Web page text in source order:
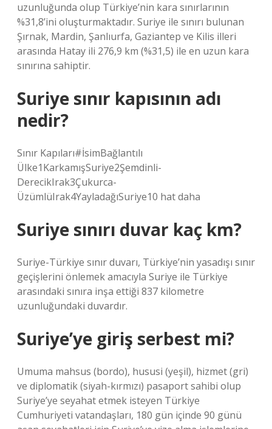
uzunluğunda olup Türkiye’nin kara sınırlarının
%31,8’ini oluşturmaktadır. Suriye ile sınırı bulunan
Şırnak, Mardin, Şanlıurfa, Gaziantep ve Kilis illeri
arasında Hatay ili 276,9 km (%31,5) ile en uzun kara
sınırına sahiptir.
Suriye sınır kapısının adı
nedir?
Sınır Kapıları#İsimBağlantılı
Ülke1KarkamışSuriye2Şemdinli-
DerecikIrak3Çukurca-
ÜzümlüIrak4YayladağıSuriye10 hat daha
Suriye sınırı duvar kaç km?
Suriye-Türkiye sınır duvarı, Türkiye’nin yasadışı sınır
geçişlerini önlemek amacıyla Suriye ile Türkiye
arasındaki sınıra inşa ettiği 837 kilometre
uzunluğundaki duvardır.
Suriye’ye giriş serbest mi?
Umuma mahsus (bordo), hususi (yeşil), hizmet (gri)
ve diplomatik (siyah-kırmızı) pasaport sahibi olup
Suriye’ye seyahat etmek isteyen Türkiye
Cumhuriyeti vatandaşları, 180 gün içinde 90 günü